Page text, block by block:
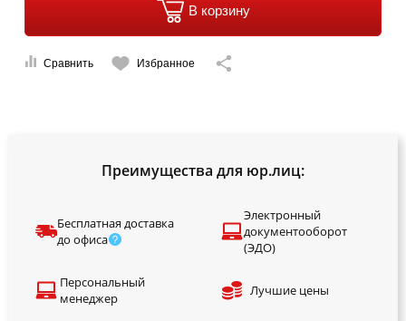
В корзину
Сравнить Избранное
Преимущества для юр.лиц:
Бесплатная доставка
до офиса
Электронный
документооборот
(ЭДО)
Персональный
менеджер
Лучшие цены